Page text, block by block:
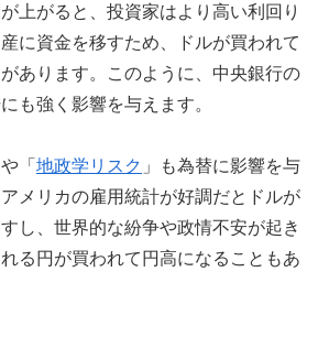
上がると、投資家はより高い利回り
に資金を移すため、ドルが買われて
あります。このように、中央銀行の
も強く影響を与えます。
「 地政学リスク 」も為替に影響を与
メリカの雇用統計が好調だとドルが
し、世界的な紛争や政情不安が起き
る円が買われて円高になることもあ